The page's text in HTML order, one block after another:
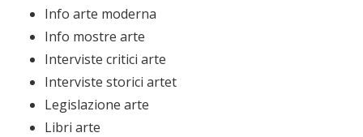
Info arte moderna
Info mostre arte
Interviste critici arte
Interviste storici artet
Legislazione arte
Libri arte